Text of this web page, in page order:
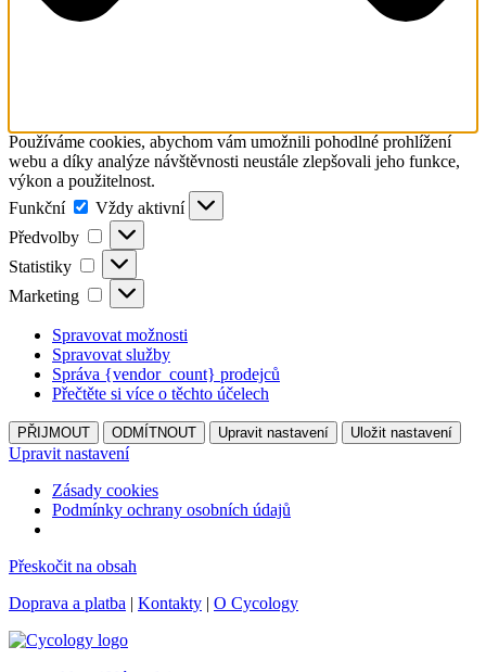
Používáme cookies, abychom vám umožnili pohodlné prohlížení
webu a díky analýze návštěvnosti neustále zlepšovali jeho funkce,
výkon a použitelnost.
Funkční
Funkční
Vždy aktivní
Předvolby
Předvolby
Statistiky Statistiky
Marketing Marketing
Spravovat možnosti
Spravovat služby
Správa {vendor_count} prodejců
Přečtěte si více o těchto účelech
PŘIJMOUT ODMÍTNOUT Upravit nastavení Uložit nastavení
Upravit nastavení
Zásady cookies
Podmínky ochrany osobních údajů
Přeskočit na obsah
Doprava a platba | Kontakty | O Cycology